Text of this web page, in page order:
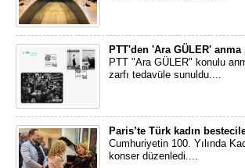
PTT'den 'Ara GÜLER' anma
PTT "Ara GÜLER" konulu
zarfı tedavüle sunuldu....
Paris’te Türk kadın
Cumhuriyetin 100. Yılında
konser düzenledi....